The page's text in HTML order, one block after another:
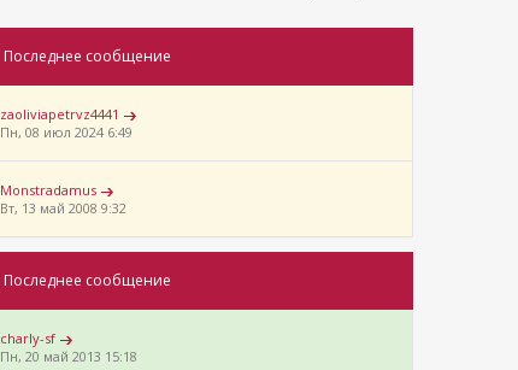
Последнее сообщение
zaoliviapetrvz4441
Пн, 08 июл 2024 6:49
Monstradamus
Вт, 13 май 2008 9:32
Последнее сообщение
charly-sf
Пн, 20 май 2013 15:18